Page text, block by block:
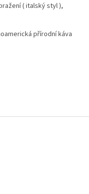
( italský styl ),
přírodní káva